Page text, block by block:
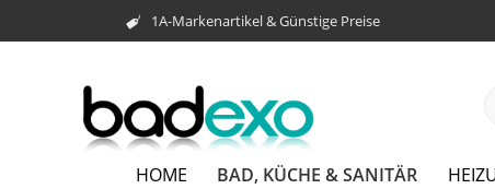
1A-Markenartikel & Günstige Preise
HOME BAD, KÜCHE & SANITÄR